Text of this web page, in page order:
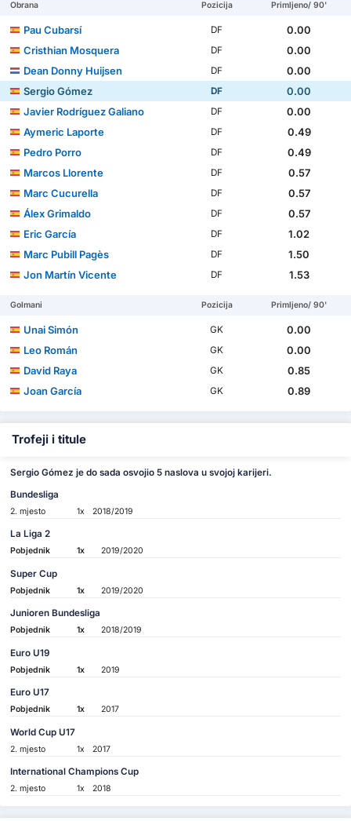
Obrana Pozicija Primljeno/ 90'
Pau Cubarsí DF
0.00
Cristhian Mosquera
DF
0.00
Dean Donny Huijsen
DF
0.00
Sergio Gómez
DF
0.00
Javier Rodríguez Galiano
DF
0.00
Aymeric Laporte
DF
0.49
Pedro Porro
DF
0.49
Marcos Llorente
DF
0.57
Marc Cucurella
DF
0.57
Álex Grimaldo
DF
0.57
Eric García
DF
1.02
Marc Pubill Pagès
DF
1.50
Jon Martín Vicente
DF 1.53
Golmani Pozicija Primljeno/ 90'
Unai Simón GK
0.00
Leo Román
GK
0.00
David Raya
GK
0.85
Joan García
GK 0.89
Trofeji i titule
Sergio Gómez je do sada osvojio 5 naslova u svojoj karijeri.
Bundesliga
2. mjesto 1x 2018/2019
La Liga 2
Pobjednik 1x 2019/2020
Super Cup
Pobjednik 1x 2019/2020
Junioren Bundesliga
Pobjednik 1x 2018/2019
Euro U19
Pobjednik 1x 2019
Euro U17
Pobjednik 1x 2017
World Cup U17
2. mjesto 1x 2017
International Champions Cup
2. mjesto 1x 2018